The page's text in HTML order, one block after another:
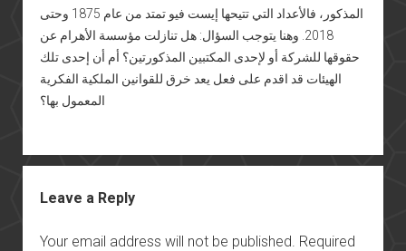
المذكور، فالأعداد التي تتيحها إيست فيو تمتد من عام 1875 وحتى
2018. وهنا يتوجب السؤال: هل تنازلت مؤسسة الأهرام عن
حقوقها للشركة أو لإحدى المكتبين المذكورتين؟ أم أن إحدى تلك
الهيئات قد اقدم على فعل يعد خرق للقوانين الملكية الفكرية
المعمول بها؟
Leave a Reply
Your email address will not be published. Required